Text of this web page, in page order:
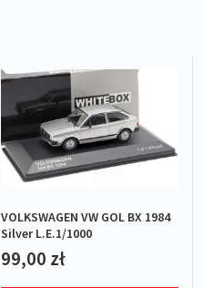
VOLKSWAGEN VW GOL BX 1984
Silver L.E.1/1000
99,00 zł